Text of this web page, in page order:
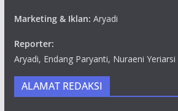
Marketing & Iklan: Aryadi
Reporter:
Aryadi, Endang Paryanti, Nuraeni Yeriarsi
ALAMAT REDAKSI